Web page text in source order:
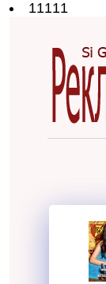
11111